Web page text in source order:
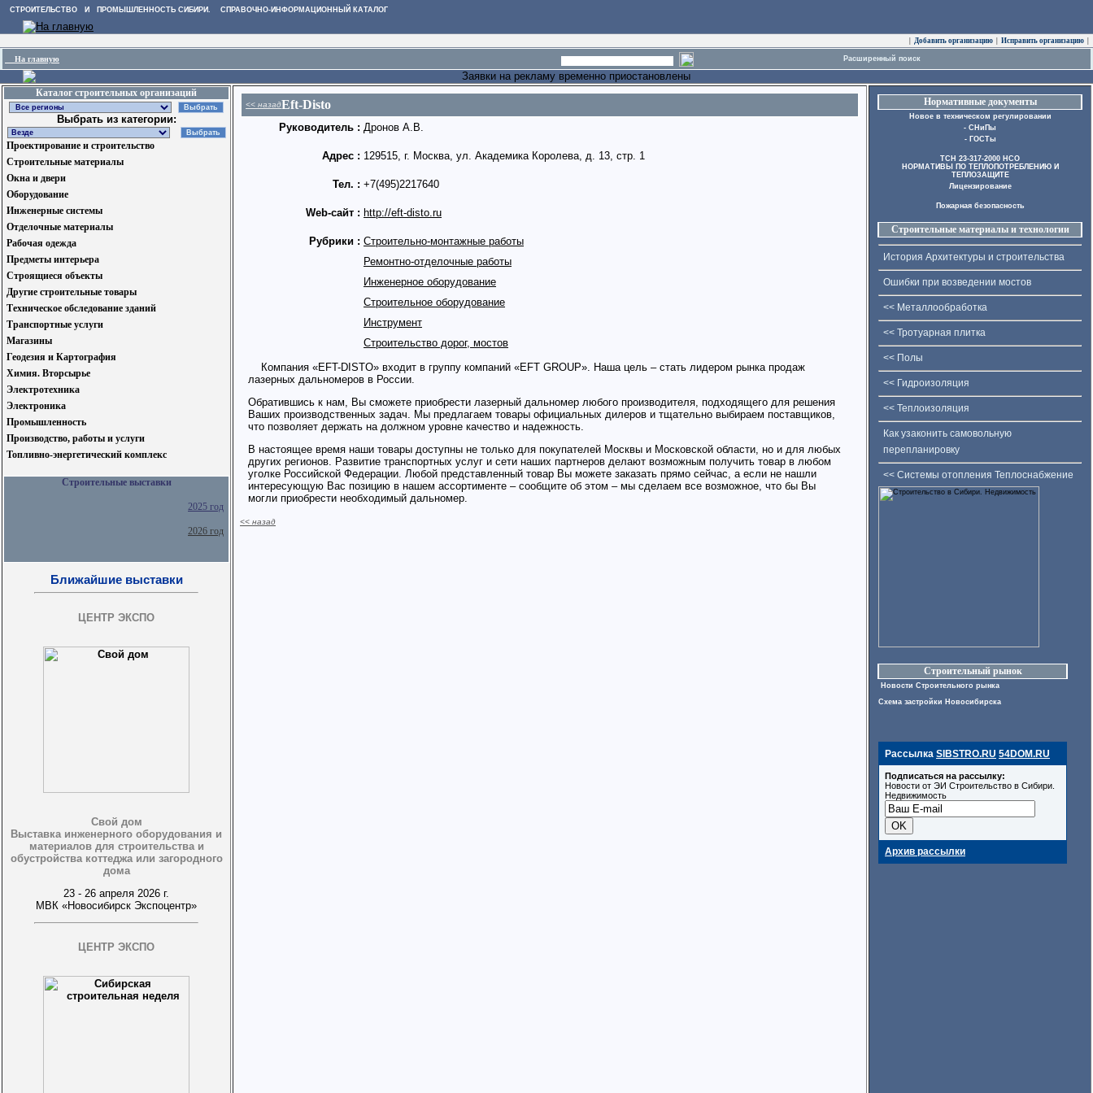
СТРОИТЕЛЬСТВО И ПРОМЫШЛЕННОСТЬ СИБИРИ. СПРАВОЧНО-ИНФОРМАЦИОННЫЙ КАТАЛОГ
Добавить организацию Исправить организацию
На главную Расширенный поиск
Заявки на рекламу временно приостановлены
Каталог строительных организаций
Выбрать из категории:
Проектирование и строительство
Строительные материалы
Окна и двери
Оборудование
Инженерные системы
Отделочные материалы
Рабочая одежда
Предметы интерьера
Строящиеся объекты
Другие строительные товары
Техническое обследование зданий
Транспортные услуги
Магазины
Геодезия и Картография
Химия. Вторсырье
Электротехника
Электроника
Промышленность
Производство, работы и услуги
Топливно-энергетический комплекс
Строительные выставки
2025 год
2026 год
Ближайшие выставки
ЦЕНТР ЭКСПО
Свой дом
Выставка инженерного оборудования и
материалов для строительства и
обустройства коттеджа или загородного
дома
23 - 26 апреля 2026 г.
МВК «Новосибирск Экспоцентр»
ЦЕНТР ЭКСПО
<< назадEft-Disto
Руководитель : Дронов А.В.
Адрес : 129515, г. Москва, ул. Академика Королева, д. 13, стр. 1
Тел. : +7(495)2217640
Web-сайт : http://eft-disto.ru
Рубрики : Строительно-монтажные работы
Ремонтно-отделочные работы
Инженерное оборудование
Строительное оборудование
Инструмент
Строительство дорог, мостов
Компания «EFT-DISTO» входит в группу компаний «EFT GROUP». Наша цель – стать лидером рынка продаж
лазерных дальномеров в России.
Обратившись к нам, Вы сможете приобрести лазерный дальномер любого производителя, подходящего для решения
Ваших производственных задач. Мы предлагаем товары официальных дилеров и тщательно выбираем поставщиков,
что позволяет держать на должном уровне качество и надежность.
В настоящее время наши товары доступны не только для покупателей Москвы и Московской области, но и для любых
других регионов. Развитие транспортных услуг и сети наших партнеров делают возможным получить товар в любом
уголке Российской Федерации. Любой представленный товар Вы можете заказать прямо сейчас, а если не нашли
интересующую Вас позицию в нашем ассортименте – сообщите об этом – мы сделаем все возможное, что бы Вы
могли приобрести необходимый дальномер.
<< назад
Нормативные документы
Новое в техническом регулировании
- СНиПы
- ГОСТы
ТСН 23-317-2000 НСО
НОРМАТИВЫ ПО ТЕПЛОПОТРЕБЛЕНИЮ И
ТЕПЛОЗАЩИТЕ
Лицензирование
Пожарная безопасность
Строительные материалы и технологии
История Архитектуры и строительства
Ошибки при возведении мостов
<< Металлообработка
<< Тротуарная плитка
<< Полы
<< Гидроизоляция
<< Теплоизоляция
Как узаконить самовольную
перепланировку
<< Системы отопления Теплоснабжение
Строительный рынок
Новости Строительного рынка
Схема застройки Новосибирска
Рассылка SIBSTRO.RU 54DOM.RU
Подписаться на рассылку:
Новости от ЭИ Строительство в Сибири.
Недвижимость
Архив рассылки